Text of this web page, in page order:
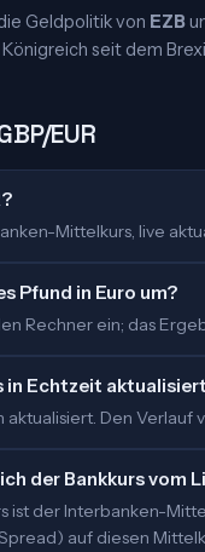
Geldpolitik von EZB
seit dem
EUR
Mittelkurs, live
Pfund in Euro um?
Rechner ein; das
in Echtzeit
aktualisiert. Den Verlauf
der Bankkurs vom
ist der Interbanken-
auf diesen